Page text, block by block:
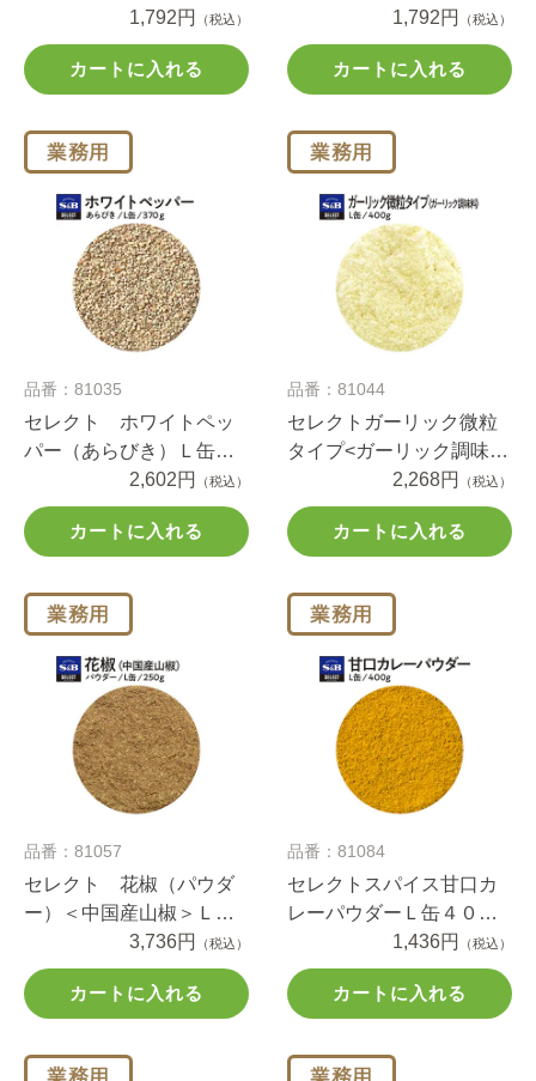
1,792円 （税込）
カートに入れる
1,792円 （税込）
カートに入れる
品番：81035
セレクト ホワイトペッ
パー（あらびき）Ｌ缶
2,602円 （税込）
カートに入れる
品番：81044
セレクトガーリック微粒
タイプ<ガーリック調味料
>Ｌ缶４００ｇ2,268円 （税込）
カートに入れる
品番：81057
セレクト 花椒（パウダ
ー）＜中国産山椒＞Ｌ缶
3,736円 （税込）
カートに入れる
品番：81084
セレクトスパイス甘口カ
レーパウダーＬ缶４００
1,436円 （税込）
カートに入れる